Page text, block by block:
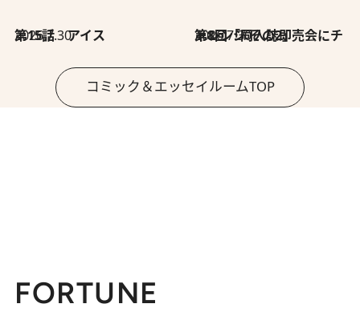
2026.7.30
第15話 アイス 2026.7.30
第8回「同人誌即売会にチャレンジ その2」
コミック＆エッセイルームTOP
FORTUNE